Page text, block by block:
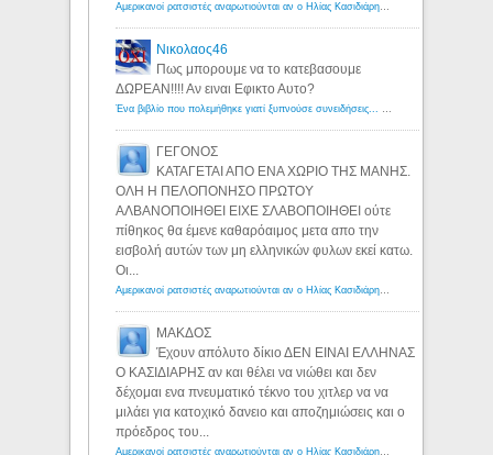
Αμερικανοί ρατσιστές αναρωτιούνται αν ο Ηλίας Κασιδιάρης ανήκει στη λευκή φυλή... - Λόγιος Ερμής
Νικολαος46
Πως μπορουμε να το κατεβασουμε
ΔΩΡΕΑΝ!!!! Αν ειναι Εφικτο Αυτο?
Ένα βιβλίο που πολεμήθηκε γιατί ξυπνούσε συνειδήσεις... - Λόγιος Ερμής | Η γνώση ξεκινάει με την αναζήτηση...
ΓΕΓΟΝΟΣ
ΚΑΤΑΓΕΤΑΙ ΑΠΟ ΕΝΑ ΧΩΡΙΟ ΤΗΣ ΜΑΝΗΣ.
ΟΛΗ Η ΠΕΛΟΠΟΝΗΣΟ ΠΡΩΤΟΥ
ΑΛΒΑΝΟΠΟΙΗΘΕΙ ΕΙΧΕ ΣΛΑΒΟΠΟΙΗΘΕΙ ούτε
πίθηκος θα έμενε καθαρόαιμος μετα απο την
εισβολή αυτών των μη ελληνικών φυλων εκεί κατω.
Οι...
Αμερικανοί ρατσιστές αναρωτιούνται αν ο Ηλίας Κασιδιάρης ανήκει στη λευκή φυλή... - Λόγιος Ερμής
ΜΑΚΔΟΣ
Έχουν απόλυτο δίκιο ΔΕΝ ΕΙΝΑΙ ΕΛΛΗΝΑΣ
Ο ΚΑΣΙΔΙΑΡΗΣ αν και θέλει να νιώθει και δεν
δέχομαι ενα πνευματικό τέκνο του χιτλερ να να
μιλάει για κατοχικό δανειο και αποζημιώσεις και ο
πρόεδρος του...
Αμερικανοί ρατσιστές αναρωτιούνται αν ο Ηλίας Κασιδιάρης ανήκει στη λευκή φυλή... - Λόγιος Ερμής